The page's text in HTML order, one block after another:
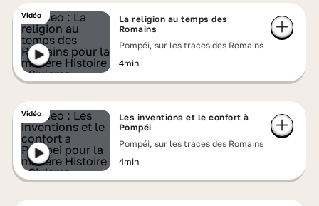
Vidéo
La religion au temps des
Romains
Pompéi, sur les traces des Romains
4min
Vidéo
Les inventions et le confort à
Pompéi
Pompéi, sur les traces des Romains
4min